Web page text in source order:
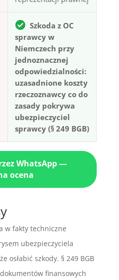
Szkoda z OC
sprawcy w
Niemczech przy
jednoznacznej
odpowiedzialności:
uzasadnione koszty
rzeczoznawcy co do
zasady pokrywa
ubezpieczyciel
sprawcy (§ 249 BGB)
WhatsApp —
ocena
w fakty techniczne
ubezpieczyciela
osłabić szkody. § 249 BGB
finansowych